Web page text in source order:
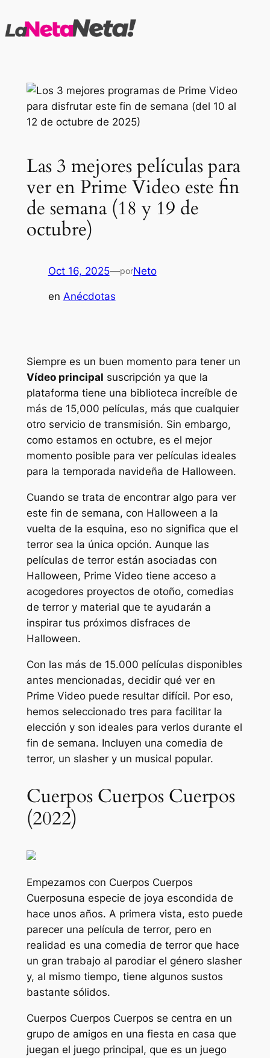
al
Las 3 mejores películas para
ver en Prime Video este fin
de semana (18 y 19 de
octubre)
Oct 16, 2025—porNeto
en Anécdotas
Siempre es un buen momento para tener un
Vídeo principal suscripción ya que la
plataforma tiene una biblioteca increíble de
más de 15,000 películas, más que cualquier
otro servicio de transmisión. Sin embargo,
como estamos en octubre, es el mejor
momento posible para ver películas ideales
para la temporada navideña de Halloween.
Cuando se trata de encontrar algo para ver
este fin de semana, con Halloween a la
vuelta de la esquina, eso no significa que el
terror sea la única opción. Aunque las
películas de terror están asociadas con
Halloween, Prime Video tiene acceso a
acogedores proyectos de otoño, comedias
de terror y material que te ayudarán a
inspirar tus próximos disfraces de
Halloween.
Con las más de 15.000 películas disponibles
antes mencionadas, decidir qué ver en
Prime Video puede resultar difícil. Por eso,
hemos seleccionado tres para facilitar la
elección y son ideales para verlos durante el
fin de semana. Incluyen una comedia de
terror, un slasher y un musical popular.
Cuerpos Cuerpos Cuerpos
(2022)
Empezamos con Cuerpos Cuerpos
Cuerposuna especie de joya escondida de
hace unos años. A primera vista, esto puede
parecer una película de terror, pero en
realidad es una comedia de terror que hace
un gran trabajo al parodiar el género slasher
y, al mismo tiempo, tiene algunos sustos
bastante sólidos.
Cuerpos Cuerpos Cuerpos se centra en un
grupo de amigos en una fiesta en casa que
juegan el juego principal, que es un juego